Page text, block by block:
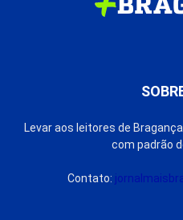
Levar aos leitores de
com padrão
Contato: